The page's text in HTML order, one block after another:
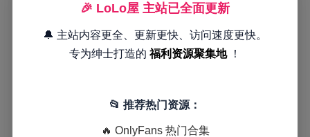
🎉 LoLo屋 主站已全面更新
🔔 主站内容更全、更新更快、访问速度更快。
专为绅士打造的福利资源聚集地 ！
📂 推荐热门资源：
🔥 OnlyFans 热门合集